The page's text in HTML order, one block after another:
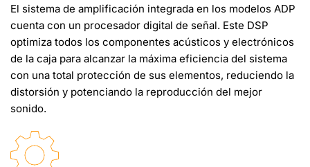
El sistema de amplificación integrada en los modelos ADP
cuenta con un procesador digital de señal. Este DSP
optimiza todos los componentes acústicos y electrónicos
de la caja para alcanzar la máxima eficiencia del sistema
con una total protección de sus elementos, reduciendo la
distorsión y potenciando la reproducción del mejor
sonido.